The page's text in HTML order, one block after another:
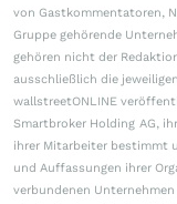
von Gastkommentatoren,
Gruppe gehörende
gehören nicht der
ausschließlich die
wallstreetONLINE
Smartbroker Holding AG,
ihrer Mitarbeiter bestimmt
und Auffassungen ihrer
verbundenen